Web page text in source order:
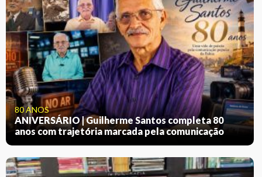
80 ANOS
ANIVERSÁRIO | Guilherme Santos completa 80
anos com trajetória marcada pela comunicação